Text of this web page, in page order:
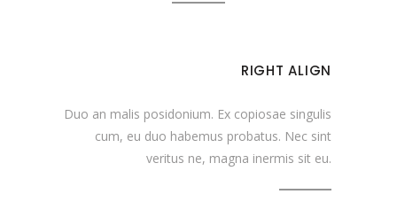
RIGHT ALIGN
Duo an malis posidonium. Ex copiosae singulis
cum, eu duo habemus probatus. Nec sint
veritus ne, magna inermis sit eu.